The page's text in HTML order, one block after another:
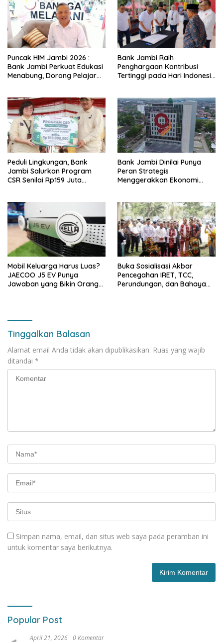
Puncak HIM Jambi 2026 :
Bank Jambi Perkuat Edukasi
Menabung, Dorong Pelajar
Bank Jambi Raih
Penghargaan Kontribusi
Tertinggi pada Hari Indonesia
Peduli Lingkungan, Bank
Jambi Salurkan Program
CSR Senilai Rp159 Juta
Bank Jambi Dinilai Punya
Peran Strategis
Menggerakkan Ekonomi
Mobil Keluarga Harus Luas?
JAECOO J5 EV Punya
Jawaban yang Bikin Orang
Buka Sosialisasi Akbar
Pencegahan IRET, TCC,
Perundungan, dan Bahaya
Tinggalkan Balasan
Alamat email Anda tidak akan dipublikasikan. Ruas yang wajib
ditandai *
Simpan nama, email, dan situs web saya pada peramban ini
untuk komentar saya berikutnya.
Popular Post
April 21, 2026 0 Komentar